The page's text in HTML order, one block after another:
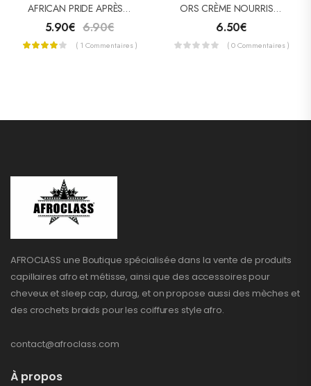
AFRICAN PRIDE APRÈS-SHAMPOOING OLIVE MIRACLE 355ml
5.90€ 6.90€
( 1 Commentaires )
ORS CRÈME NOURRISSANTE HAIR FERTILIZER
6.50€
( 0 Commentaires )
AFROCLASS une Boutique spécialisée dans la vente de produits
capillaires afro et métisse, ainsi que des accessoires pour
cheveux et sleep cap, durag, et on propose aussi des mèches et
des crochets braids pour les coiffures style afro.
contact@afroclass.com
À propos